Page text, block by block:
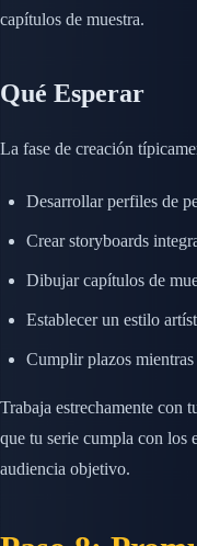
capítulos de muestra.
Qué Esperar
La fase de creación
Desarrollar perfiles de
Crear storyboards
Dibujar capítulos de
Establecer un estilo
Cumplir plazos
Trabaja estrechamente con
que tu serie cumpla con los
audiencia objetivo.